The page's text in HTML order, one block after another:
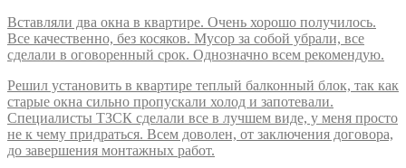
Вставляли два окна в квартире. Очень хорошо получилось.
Все качественно, без косяков. Мусор за собой убрали, все
сделали в оговоренный срок. Однозначно всем рекомендую.
Решил установить в квартире теплый балконный блок, так как
старые окна сильно пропускали холод и запотевали.
Специалисты ТЗСК сделали все в лучшем виде, у меня просто
не к чему придраться. Всем доволен, от заключения договора,
до завершения монтажных работ.